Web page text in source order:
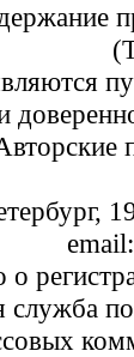
email:
о
служба